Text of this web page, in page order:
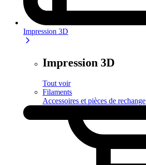
Impression 3D
Impression 3D
Tout voir
Filaments
Accessoires et pièces de rechange